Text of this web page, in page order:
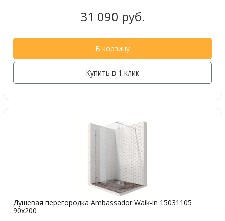
31 090 руб.
В корзину
Купить в 1 клик
Душевая перегородка Ambassador Waik-in 15031105
90x200